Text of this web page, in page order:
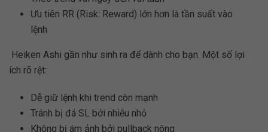
Ưu tiên RR (Risk: Reward) lớn hơn là tần suất vào
lệnh
Heiken Ashi gần như sinh ra để dành cho bạn. Một số lợi
ích rõ rệt:
Dễ giữ lệnh khi trend còn mạnh
Tránh bị đá SL bởi nhiễu nhỏ
Không bị ám ảnh bởi pullback nông